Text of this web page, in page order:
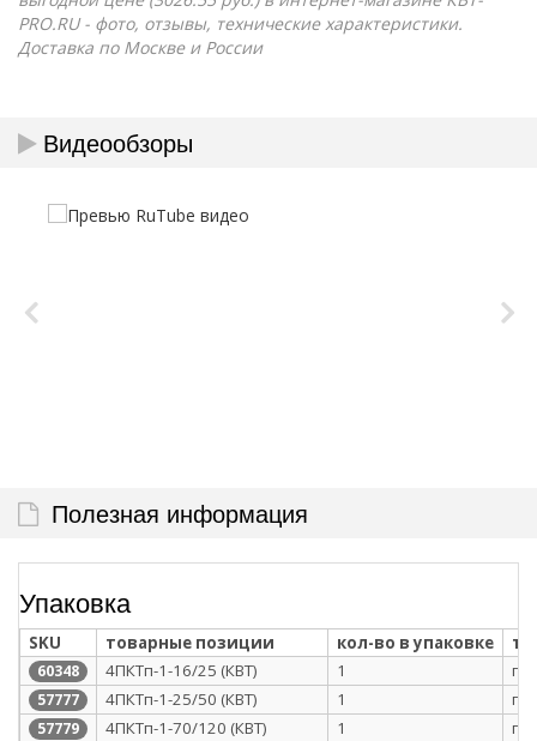
PRO.RU - фото, отзывы, технические характеристики.
Доставка по Москве и России
Видеообзоры
Полезная информация
Упаковка
SKU товарные позиции кол-во в упаковке
60348 4ПКТп-1-16/25 (КВТ) 1 п/
57777 4ПКТп-1-25/50 (КВТ) 1 п/
57779 4ПКТп-1-70/120 (КВТ) 1 п/